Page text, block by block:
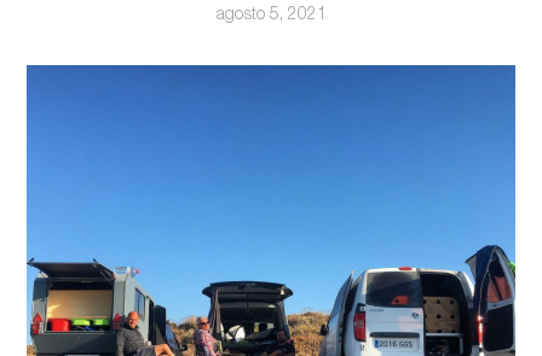
agosto 5, 2021